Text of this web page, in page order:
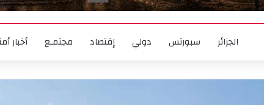
الجزائر سبورتس دولي إقتصاد مجتمـع أخبار